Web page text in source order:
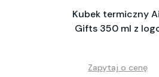
Kubek termiczny
Gifts 350 ml z
Zapytaj o cenę